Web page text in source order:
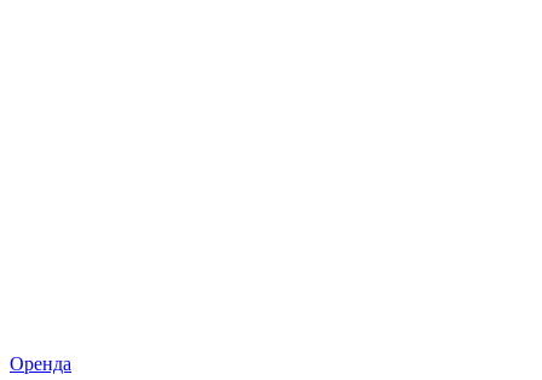
Оренда